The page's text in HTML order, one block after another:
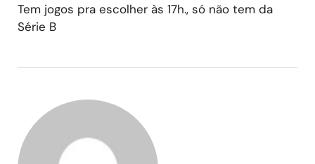
Tem jogos pra escolher às 17h., só não tem da
Série B